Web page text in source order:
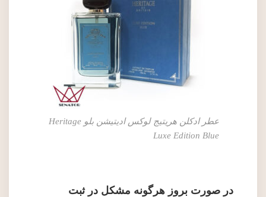
عطر ادکلن هریتیج لوکس ادیتیشن بلو Heritage
Luxe Edition Blue
در صورت بروز هرگونه مشکل در ثبت